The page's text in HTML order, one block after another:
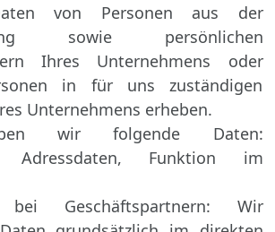
von Personen aus der
sowie persönlichen
Ihres Unternehmens oder
in für uns zuständigen
Unternehmens erheben.
wir folgende Daten:
Adressdaten, Funktion im
bei Geschäftspartnern: Wir